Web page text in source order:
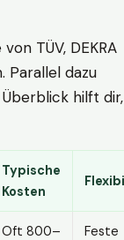
TÜV, DEKRA
Parallel dazu
hilft dir,
Typische
Kosten
Oft 800–
Feste